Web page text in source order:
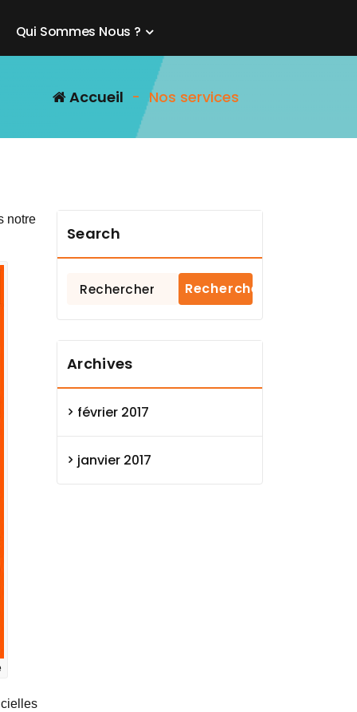
Qui Sommes Nous ?
Accueil - Nos services
notre
Search
Rechercher :
Archives
février 2017
janvier 2017